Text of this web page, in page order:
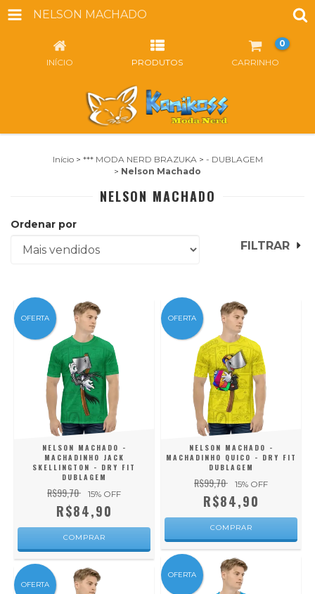
NELSON MACHADO
INÍCIO PRODUTOS CARRINHO
0
Início > *** MODA NERD BRAZUKA > - DUBLAGEM
> Nelson Machado
NELSON MACHADO
Ordenar por
FILTRAR
OFERTA
NELSON MACHADO -
MACHADINHO JACK
SKELLINGTON - DRY FIT
DUBLAGEM
R$99,70 15% OFF
R$84,90
COMPRAR
OFERTA
NELSON MACHADO -
MACHADINHO QUICO - DRY FIT
DUBLAGEM
R$99,70 15% OFF
R$84,90
COMPRAR
OFERTA
OFERTA